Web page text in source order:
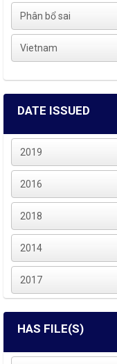
Phân bổ sai
Vietnam
DATE ISSUED
2019
2016
2018
2014
2017
HAS FILE(S)